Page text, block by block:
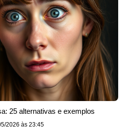
25 alternativas e exemplos
2026 às 23:45